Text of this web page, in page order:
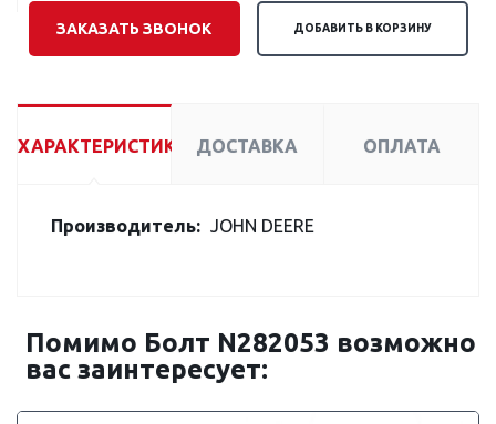
ЗАКАЗАТЬ ЗВОНОК ДОБАВИТЬ В КОРЗИНУ
ХАРАКТЕРИСТИКИ ДОСТАВКА ОПЛАТА
Производитель: JOHN DEERE
Помимо Болт N282053 возможно
вас заинтересует: